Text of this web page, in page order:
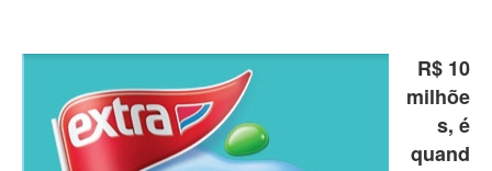
R$ 10
milhõe
s, é
quand